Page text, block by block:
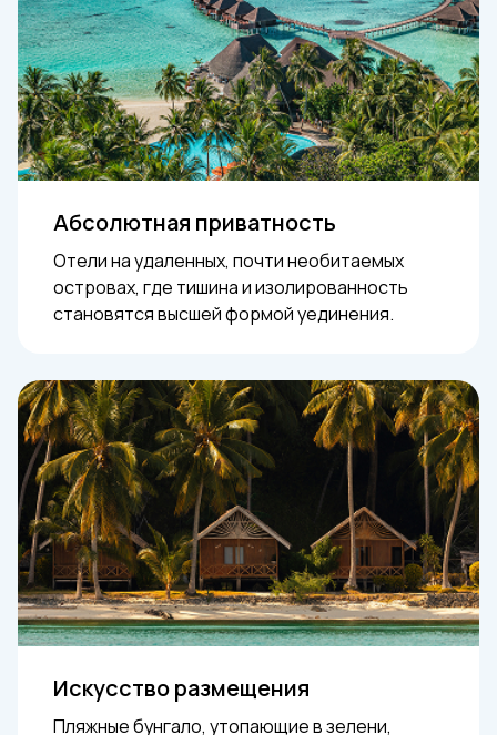
Абсолютная приватность
Отели на удаленных, почти необитаемых
островах, где тишина и изолированность
становятся высшей формой уединения.
Искусство размещения
Пляжные бунгало, утопающие в зелени,